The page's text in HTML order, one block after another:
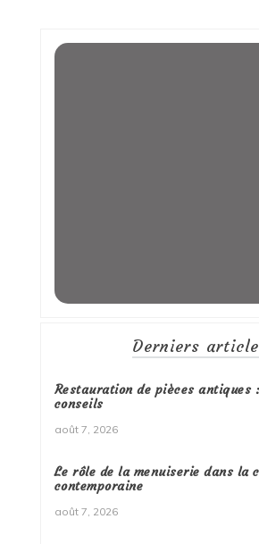
Derniers
Restauration de pièces antiques
conseils
août 7, 2026
Le rôle de la menuiserie dans la
contemporaine
août 7, 2026